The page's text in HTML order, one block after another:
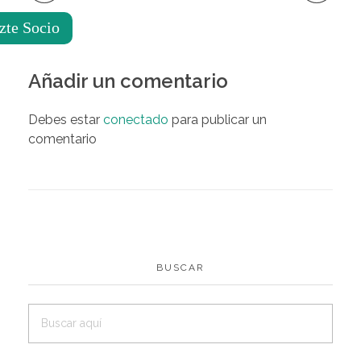
Añadir un comentario
Debes estar conectado para publicar un
comentario
BUSCAR
Socio